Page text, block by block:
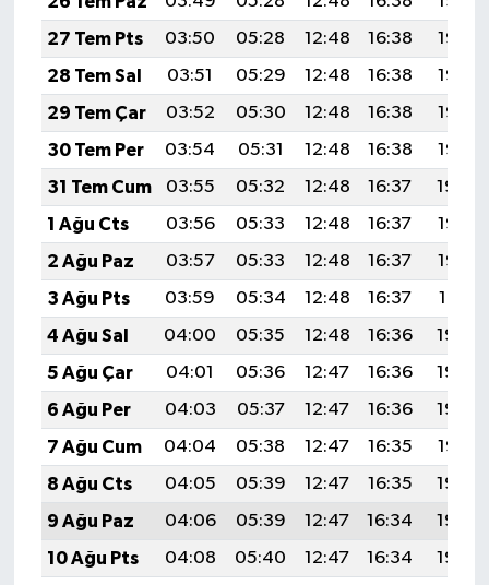
27 Tem Pts
03:50 05:28 12:48 16:38
19:58
28 Tem Sal
03:51 05:29 12:48 16:38
19:57
29 Tem Çar
03:52 05:30 12:48 16:38
19:56
30 Tem Per
03:54 05:31 12:48 16:38
19:55
31 Tem Cum
03:55 05:32 12:48 16:37
19:54
1 Ağu Cts
03:56 05:33 12:48 16:37
19:53
2 Ağu Paz
03:57 05:33 12:48 16:37
19:52
3 Ağu Pts
03:59 05:34 12:48 16:37
19:51
4 Ağu Sal
04:00 05:35 12:48 16:36
19:50
5 Ağu Çar
04:01 05:36 12:47 16:36
19:49
6 Ağu Per
04:03 05:37 12:47 16:36
19:48
7 Ağu Cum
04:04 05:38 12:47 16:35
19:47
8 Ağu Cts
04:05 05:39 12:47 16:35
19:46
9 Ağu Paz
04:06 05:39 12:47 16:34
19:45
10 Ağu Pts
04:08 05:40 12:47 16:34
19:43